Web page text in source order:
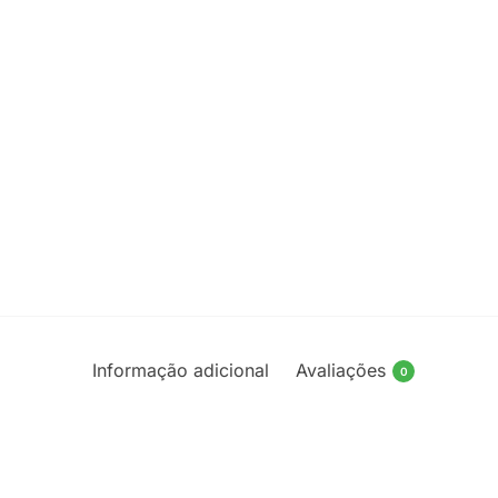
Informação adicional Avaliações 0